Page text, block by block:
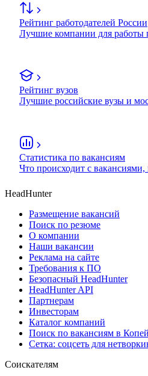
Рейтинг работодателей России
Лучшие компании для работы
Рейтинг вузов
Лучшие российские вузы и
Статистика по вакансиям
Что происходит с
HeadHunter
Размещение вакансий
Поиск по резюме
О компании
Наши вакансии
Реклама на сайте
Требования к ПО
Безопасный HeadHunter
HeadHunter API
Партнерам
Инвесторам
Каталог компаний
Поиск по вакансиям в
Сетка: соцсеть для
Соискателям